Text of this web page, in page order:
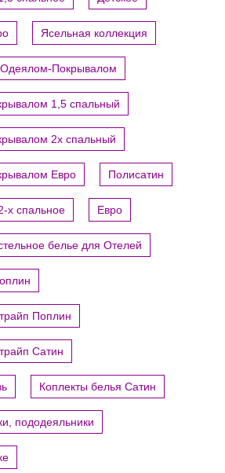
Ясельная коллекция
Покрывалом
1,5 спальный
2х спальный
Евро Полисатин
х спальное Евро
белье для Отелей
Поплин
Сатин
Коплекты белья Сатин
пододеяльники